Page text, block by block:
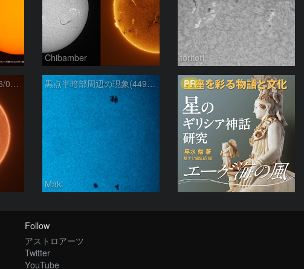
Chibamber toritori
太陽 Hα線全面像 2026/08/06 黒点半暗部周辺の現象(4498、4502付近)8/6
Maki
PR
Follow
アストロアーツ
Twitter
YouTube